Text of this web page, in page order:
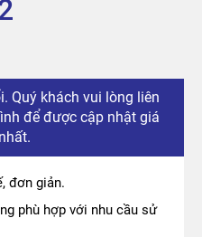
Quý khách vui lòng liên
để được cập nhật giá
đơn giản.
phù hợp với nhu cầu sử